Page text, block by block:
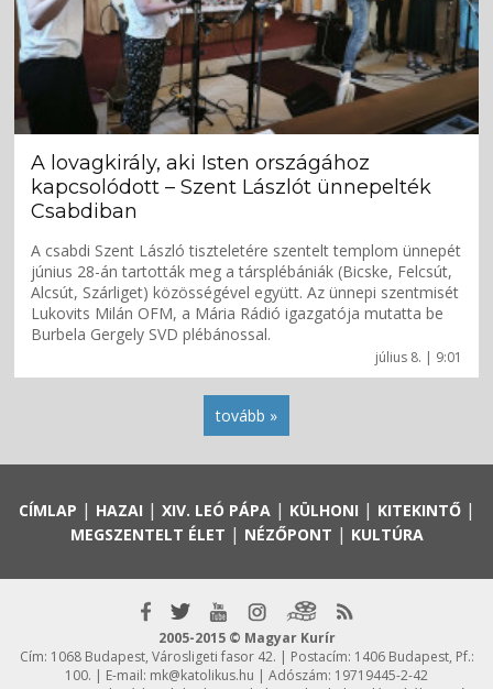
július 8. | 9:01
A lovagkirály, aki Isten országához
kapcsolódott – Szent Lászlót ünnepelték
Csabdiban
A csabdi Szent László tiszteletére szentelt templom ünnepét
június 28-án tartották meg a társplébániák (Bicske, Felcsút,
Alcsút, Szárliget) közösségével együtt. Az ünnepi szentmisét
Lukovits Milán OFM, a Mária Rádió igazgatója mutatta be
Burbela Gergely SVD plébánossal.
tovább »
CÍMLAP | HAZAI | XIV. LEÓ PÁPA| KÜLHONI | KITEKINTŐ|
MEGSZENTELT ÉLET | NÉZŐPONT | KULTÚRA
2005-2015 © Magyar Kurír
Cím: 1068 Budapest, Városligeti fasor 42. | Postacím: 1406 Budapest, Pf.:
100. | E-mail: mk@katolikus.hu | Adószám: 19719445-2-42